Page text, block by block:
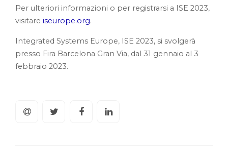
Per ulteriori informazioni o per registrarsi a ISE 2023,
visitare iseurope.org.
Integrated Systems Europe, ISE 2023, si svolgerà
presso Fira Barcelona Gran Via, dal 31 gennaio al 3
febbraio 2023.